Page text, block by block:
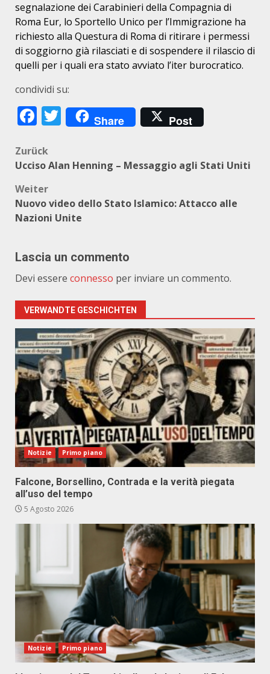
segnalazione dei Carabinieri della Compagnia di
Roma Eur, lo Sportello Unico per l’Immigrazione ha
richiesto alla Questura di Roma di ritirare i permessi
di soggiorno già rilasciati e di sospendere il rilascio di
quelli per i quali era stato avviato l’iter burocratico.
condividi su:
Facebook
Twitter
Share Post
Beitragsnavigation
Zurück
Ucciso Alan Henning – Messaggio agli Stati Uniti
Weiter
Nuovo video dello Stato Islamico: Attacco alle
Nazioni Unite
Lascia un commento
Devi essere connesso per inviare un commento.
VERWANDTE GESCHICHTEN
Notizie Primo piano
Falcone, Borsellino, Contrada e la verità piegata
all’uso del tempo
5 Agosto 2026
Notizie Primo piano